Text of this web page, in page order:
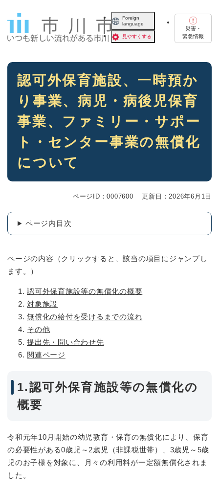
Foreign
language
見やすくする
災害・
緊急情報
本
認可外保育施設、一時預か
り事業、病児・病後児保育
事業、ファミリー・サポー
ト・センター事業の無償化
について
ページID：0007600 更新日：2026年6月1日
ページ内目次
ページの内容（クリックすると、該当の項目にジャンプし
ます。）
認可外保育施設等の無償化の概要
対象施設
無償化の給付を受けるまでの流れ
その他
提出先・問い合わせ先
関連ページ
1.認可外保育施設等の無償化の
概要
令和元年10月開始の幼児教育・保育の無償化により、保育
の必要性がある0歳児～2歳児（非課税世帯）、3歳児～5歳
児のお子様を対象に、月々の利用料が一定額無償化されま
した。